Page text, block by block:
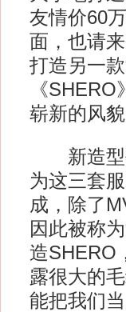
友情价60
面，也请
打造另一
《
崭新的风貌
新造型
为这三套
成，除了
因此被称
造SHERO
露很大的
能把我们